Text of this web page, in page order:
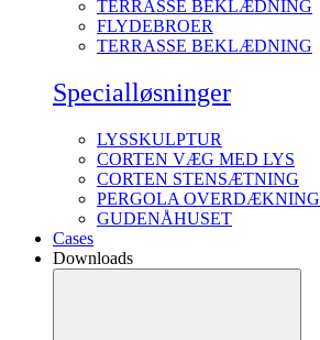
TERRASSE BEKLÆDNING
FLYDEBROER
TERRASSE BEKLÆDNING
Specialløsninger
LYSSKULPTUR
CORTEN VÆG MED LYS
CORTEN STENSÆTNING
PERGOLA OVERDÆKNING
GUDENÅHUSET
Cases
Downloads